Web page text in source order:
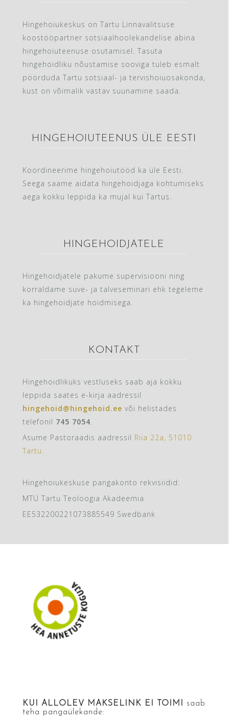
Hingehoiukeskus on Tartu Linnavalitsuse
koostööpartner sotsiaalhoolekandelise abina
hingehoiuteenuse osutamisel. Tasuta
hingehoidliku nõustamise sooviga tuleb esmalt
pöörduda Tartu sotsiaal- ja tervishoiuosakonda,
kust on võimalik vastav suunamine saada.
HINGEHOIUTEENUS ÜLE EESTI
Koordineerime hingehoiutööd ka üle Eesti.
Seega saame aidata hingehoidjaga kohtumiseks
aega kokku leppida ka mujal kui Tartus.
HINGEHOIDJATELE
Hingehoidjatele pakume supervisiooni ning
korraldame suve- ja talveseminari ehk tegeleme
ka hingehoidjate hoidmisega.
KONTAKT
Hingehoidlikuks vestluseks saab aja kokku
leppida saates e-kirja aadressil
hingehoid@hingehoid.ee või helistades
telefonil 745 7054‬.
Asume Pastoraadis aadressil Riia 22a, 51010
Tartu.
Hingehoiukeskuse pangakonto rekvisiidid:
MTÜ Tartu Teoloogia Akadeemia
EE532200221073885549 Swedbank
KUI ALLOLEV MAKSELINK EI TOIMI
saab
teha pangaülekande: